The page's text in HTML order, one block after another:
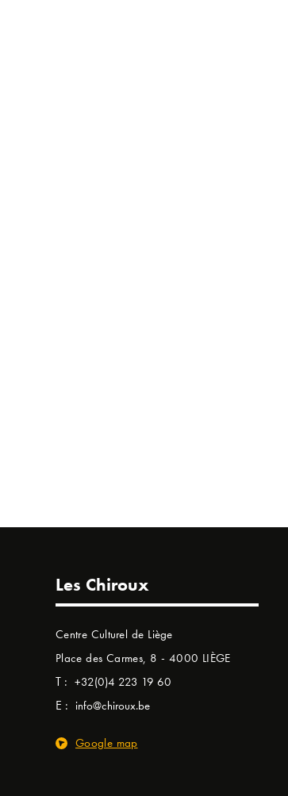
Les Chiroux
Centre Culturel de Liège
Place des Carmes, 8 - 4000 LIÈGE
T : +32(0)4 223 19 60
E : info@chiroux.be
Google map